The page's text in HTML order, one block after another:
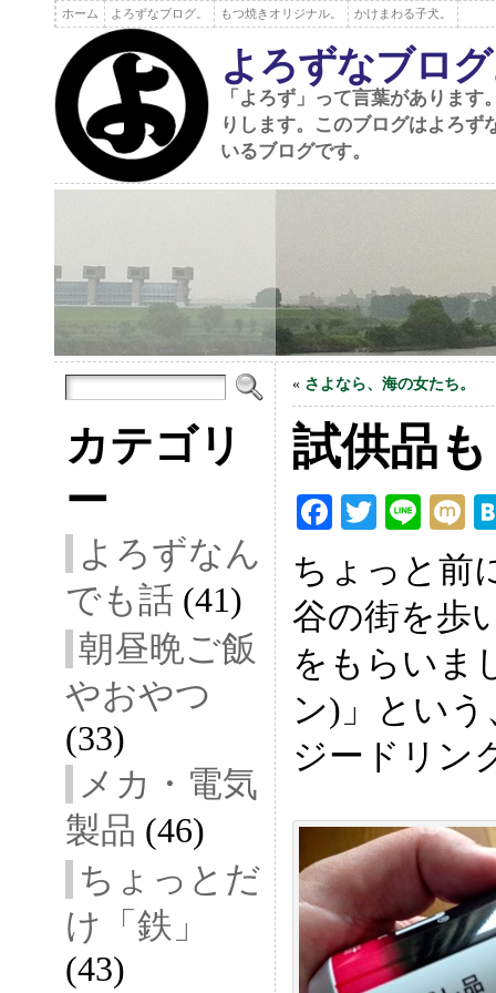
ホーム よろずなブログ。 もつ焼きオリジナル。 かけまわる子犬。
よろずなブロ
「よろず」って言葉がありま
りします。このブログはよろず
いるブログです。
カテゴリ
ー
よろずなん
でも話 (41)
朝昼晩ご飯
やおやつ
(33)
メカ・電気
製品 (46)
ちょっとだ
け「鉄」
(43)
« さよなら、海の女たち。
試供品
F
eb
oo
k
T
wi
tt
er
Li
ne
ix
i
ちょっと前
谷の街を歩
をもらいま
ン)」とい
ジードリン